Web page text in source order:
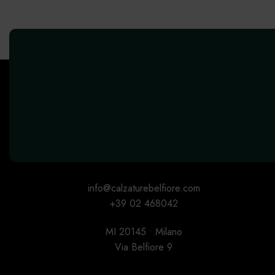
info@calzaturebelfiore.com
+39 02 468042
MI 20145 • Milano
Via Belfiore 9